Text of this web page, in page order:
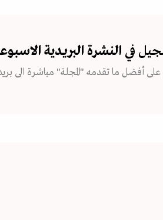
في النشرة البريدية
أفضل ما تقدمه "المجلة" مباشرة الى